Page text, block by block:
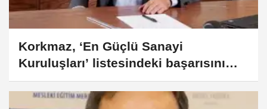
Korkmaz, ‘En Güçlü Sanayi
Kuruluşları’ listesindeki başarısını
sürdürüyor